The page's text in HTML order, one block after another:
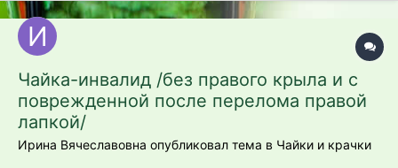
Чайка-инвалид /без правого крыла и с
поврежденной после перелома правой
лапкой/
Ирина Вячеславовна опубликовал тема в Чайки и крачки